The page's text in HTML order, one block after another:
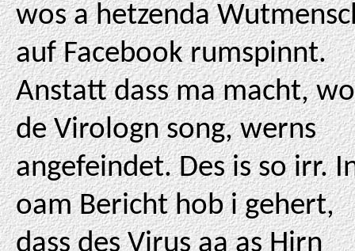
wos a hetzenda
auf Facebook rumspinnt.
Anstatt dass ma macht,
de Virologn song, werns
angefeindet. Des is so irr.
oam Bericht hob i gehert,
dass des Virus aa as Hirn